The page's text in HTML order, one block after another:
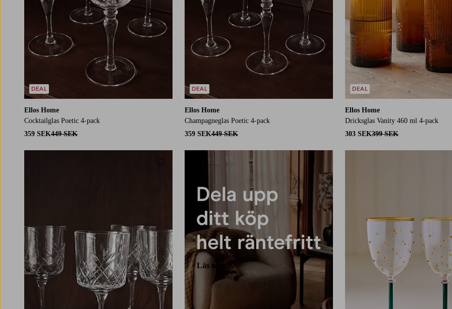
Ellos Home
Cocktailglas Poetic 4-pack
359 SEK449 SEK
DEAL
Ellos Home
Champagneglas Poetic 4-pack
359 SEK449 SEK
DEAL
Ellos Home
Dricksglas Vanity 460 ml 4-pack
303 SEK399 SEK
DEAL
Lägg till i favoriter
Läs mer